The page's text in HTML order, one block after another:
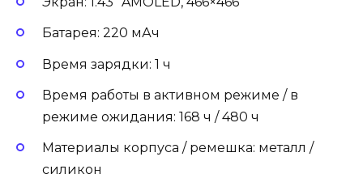
Батарея: 220 мАч
Время зарядки: 1 ч
Время работы в активном режиме / в
режиме ожидания: 168 ч / 480 ч
Материалы корпуса / ремешка: металл /
силикон